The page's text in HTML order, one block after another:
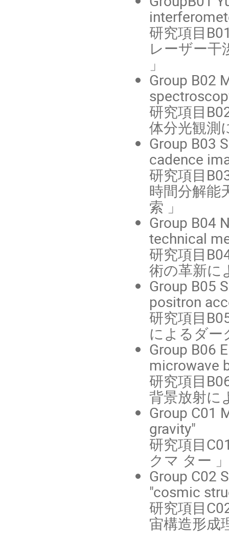
研究項目
レーザー干
」
Group B02
研究項目
体分光観測
Group B03
cadence
研究項目
時間分解能
索 」
Group B04
technical
研究項目
術の革新に
Group B05
positron
研究項目
によるダー
Group B06
microwave
研究項目
背景放射に
Group C01
gravity"
研究項目
クマ ター 」
Group C02
"cosmic
研究項目
宙構造形成